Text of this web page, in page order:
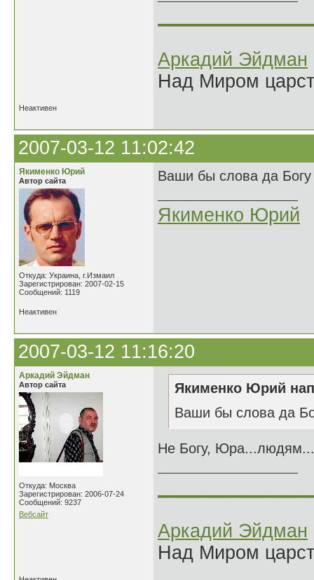
Аркадий Эйдман
Над Миром
Неактивен
2007-03-12 11:02:42
Якименко Юрий
Автор сайта
Откуда: Украина, г.Измаил
Зарегистрирован: 2007-02-15
Сообщений: 1119
Ваши бы слова да
Якименко Юрий
Неактивен
2007-03-12 11:16:20
Аркадий Эйдман
Автор сайта
Откуда: Москва
Зарегистрирован: 2006-07-24
Сообщений: 9237
Вебсайт
Якименко Юрий
Ваши бы слова да
Не Богу,
Аркадий Эйдман
Над Миром